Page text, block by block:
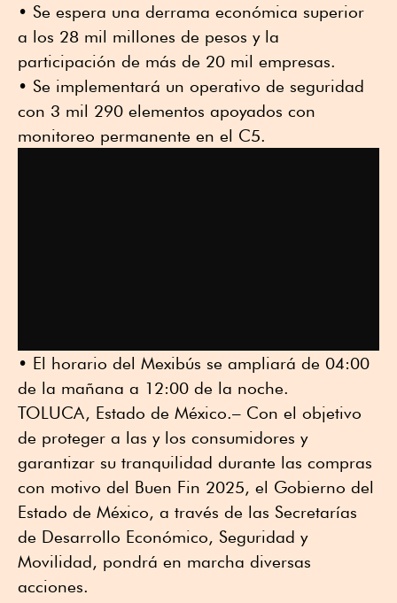
•⁠ ⁠Se espera una derrama económica superior
a los 28 mil millones de pesos y la
participación de más de 20 mil empresas.
•⁠ ⁠Se implementará un operativo de seguridad
con 3 mil 290 elementos apoyados con
monitoreo permanente en el C5.
•⁠ ⁠El horario del Mexibús se ampliará de 04:00
de la mañana a 12:00 de la noche.
TOLUCA, Estado de México.– Con el objetivo
de proteger a las y los consumidores y
garantizar su tranquilidad durante las compras
con motivo del Buen Fin 2025, el Gobierno del
Estado de México, a través de las Secretarías
de Desarrollo Económico, Seguridad y
Movilidad, pondrá en marcha diversas
acciones.